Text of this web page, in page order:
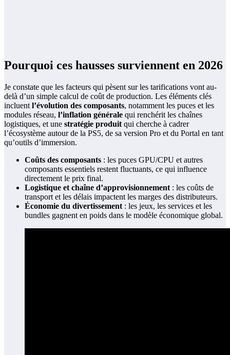
Pourquoi ces hausses surviennent en 2026
Je constate que les facteurs qui pèsent sur les tarifications vont au-
delà d’un simple calcul de coût de production. Les éléments clés
incluent l’évolution des composants, notamment les puces et les
modules réseau, l’inflation générale qui renchérit les chaînes
logistiques, et une stratégie produit qui cherche à cadrer
l’écosystème autour de la PS5, de sa version Pro et du Portal en tant
qu’outils d’immersion.
Coûts des composants : les puces GPU/CPU et autres
composants essentiels restent fluctuants, ce qui influence
directement le prix final.
Logistique et chaîne d’approvisionnement : les coûts de
transport et les délais impactent les marges des distributeurs.
Économie du divertissement : les jeux, les services et les
bundles gagnent en poids dans le modèle économique global.